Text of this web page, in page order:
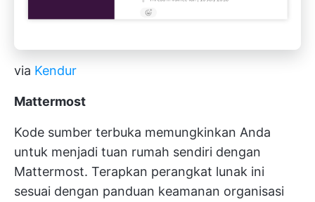
via Kendur
Mattermost
Kode sumber terbuka memungkinkan Anda
untuk menjadi tuan rumah sendiri dengan
Mattermost. Terapkan perangkat lunak ini
sesuai dengan panduan keamanan organisasi